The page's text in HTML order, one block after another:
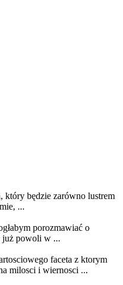
który będzie zarówno lustrem
...
porozmawiać o
już powoli w ...
faceta z ktorym
milosci i wiernosci ...